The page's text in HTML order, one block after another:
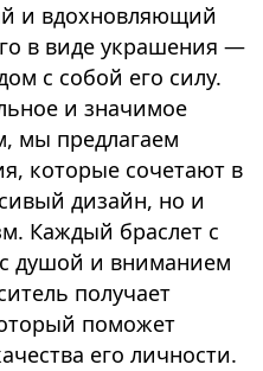
и вдохновляющий
в виде украшения —
с собой его силу.
и значимое
мы предлагаем
которые сочетают в
дизайн, но и
Каждый браслет с
душой и вниманием
получает
поможет
его личности.